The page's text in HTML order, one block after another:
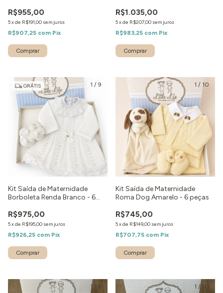
R$955,00
5xde R$191,00 sem juros
R$907,25 com Pix
Comprar
R$1.035,00
5xde R$207,00 sem juros
R$983,25 com Pix
Comprar
1 / 9
GRÁTIS
Kit Saída de Maternidade
Borboleta Renda Branco - 6
R$975,00
5xde R$195,00 sem juros
R$926,25 com Pix
Comprar
1 / 10
Kit Saída de Maternidade
Roma Dog Amarelo - 6 peças
R$745,00
5xde R$149,00 sem juros
R$707,75 com Pix
Comprar
1 / 9 1 / 10